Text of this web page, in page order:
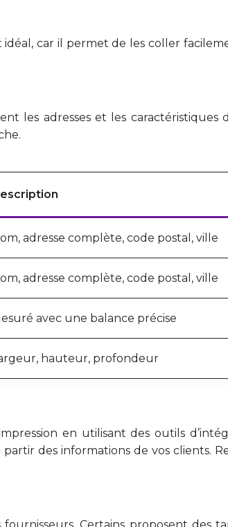
car il permet de les coller
les adresses et les
adresse complète, code postal, ville
adresse complète, code postal, ville
avec une balance précise
hauteur, profondeur
en utilisant des outils
des informations de vos clients.